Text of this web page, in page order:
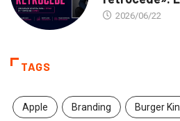
2026/06/22
TAGS
Apple Branding Burger